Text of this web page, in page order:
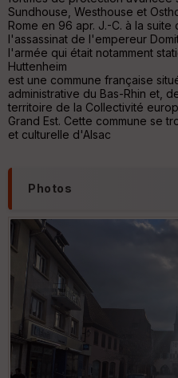
Sundhouse, Westhouse et
Rome en 96 apr. J.-C. à la
l'assassinat de l'empereur
l'armée qui était notamment
Huttenheim
est une commune française
administrative du Bas-Rhin et,
territoire de la Collectivité
Grand Est. Cette commune se
et culturelle d'Alsac
Photos